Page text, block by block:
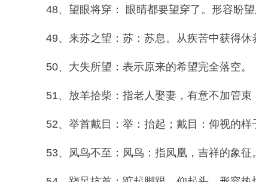
48、望眼将穿： 眼睛都要望穿了。形容盼望
49、来苏之望：苏：苏息。从疾苦中获得休
50、大失所望：表示原来的希望完全落空。
51、放羊拾柴：指老人娶妻，有意不加管束
52、举首戴目：举：抬起；戴目：仰视的样
53、凤鸟不至：凤鸟：指凤凰，吉祥的象征